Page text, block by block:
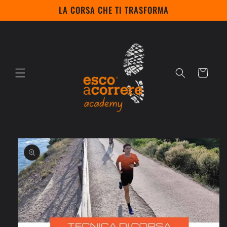
ai contenuti
LA CORSA CHE TI TRASFORMA
Carrello
Passa alle
informazioni
sul prodotto